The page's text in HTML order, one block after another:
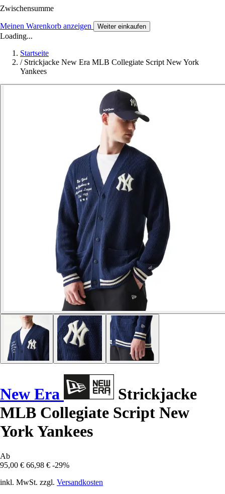
Zwischensumme
Meinen Warenkorb anzeigen Weiter einkaufen
Loading...
Startseite
/ Strickjacke New Era MLB Collegiate Script New York
Yankees
New Era
Strickjacke
MLB Collegiate Script New
York Yankees
Ab
95,00 € 66,98 € -29%
inkl. MwSt. zzgl. Versandkosten